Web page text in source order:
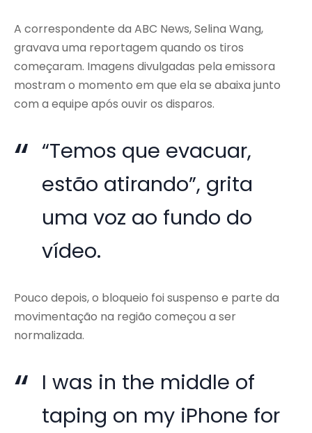
A correspondente da ABC News, Selina Wang,
gravava uma reportagem quando os tiros
começaram. Imagens divulgadas pela emissora
mostram o momento em que ela se abaixa junto
com a equipe após ouvir os disparos.
“Temos que evacuar,
estão atirando”, grita
uma voz ao fundo do
vídeo.
Pouco depois, o bloqueio foi suspenso e parte da
movimentação na região começou a ser
normalizada.
I was in the middle of
taping on my iPhone for